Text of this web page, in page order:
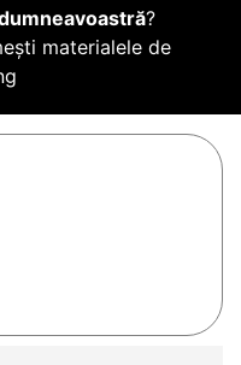
?
materialele de